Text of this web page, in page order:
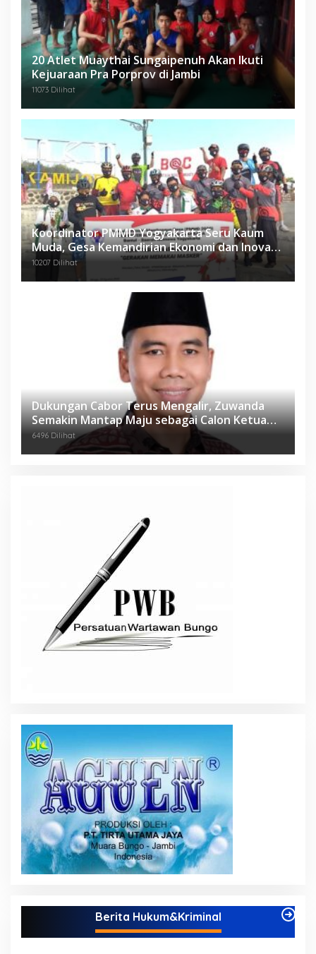
20 Atlet Muaythai Sungaipenuh Akan Ikuti
Kejuaraan Pra Porprov di Jambi
11073 Dilihat
Koordinator PMMD Yogyakarta Seru Kaum
Muda, Gesa Kemandirian Ekonomi dan Inovasi
Desa
10207 Dilihat
Dukungan Cabor Terus Mengalir, Zuwanda
Semakin Mantap Maju sebagai Calon Ketua
KONI
6496 Dilihat
Berita Hukum&Kriminal